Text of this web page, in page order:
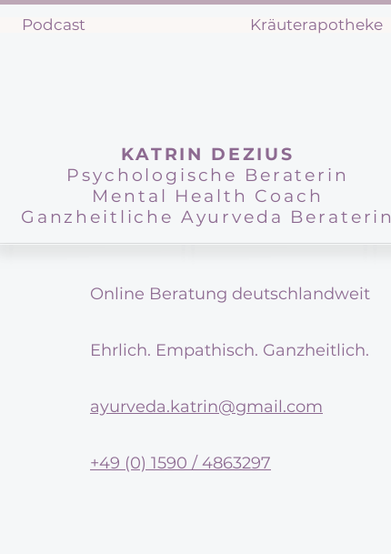
Podcast Kräuterapotheke
KATRIN DEZIUS
Psychologische Beraterin
Mental Health Coach
Ganzheitliche Ayurveda Beraterin
Online Beratung deutschlandweit
Ehrlich. Empathisch. Ganzheitlich.
ayurveda.katrin@gmail.com
+49 (0) 1590 / 4863297